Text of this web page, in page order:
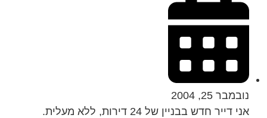
נובמבר 25, 2004
אני דייר חדש בבניין של 24 דירות, ללא מעלית.